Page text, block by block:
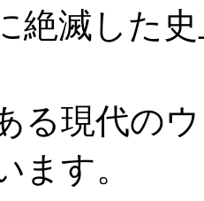
絶滅した
る現代の
ます。